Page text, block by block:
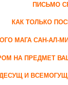
ПИСЬМО
КАК ТОЛЬКО
МАГА САН-АЛ-
НА ПРЕДМЕТ
И